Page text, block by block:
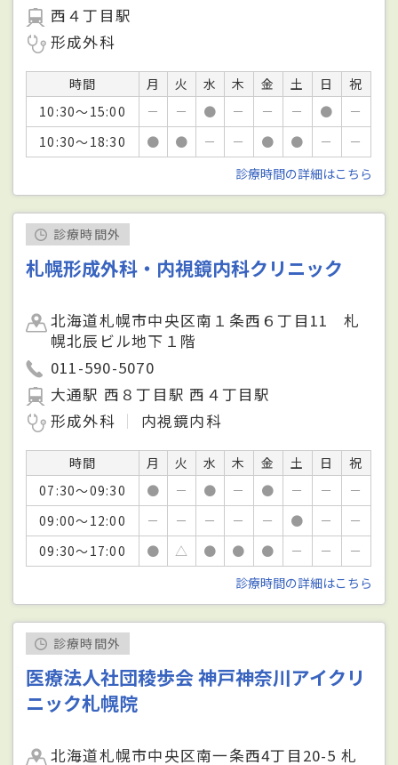
西４丁目駅
形成外科
時間 月 火 水 木 金 土 日
祝
10:30～15:00
－ － ● － － － ●
－
10:30～18:30
● ● － － ● ● －
－
診療時間の詳細はこちら
診療時間外
札幌形成外科・内視鏡内科クリニック
北海道札幌市中央区南１条西６丁目11 札
幌北辰ビル地下１階
011-590-5070
大通駅 西８丁目駅 西４丁目駅
形成外科
内視鏡内科
時間 月 火 水 木 金 土 日
祝
07:30～09:30
● － ● － ● － －
－
09:00～12:00
－ － － － － ● －
－
09:30～17:00
● △ ● ● ● － －
－
診療時間の詳細はこちら
診療時間外
医療法人社団稜歩会 神戸神奈川アイクリ
ニック札幌院
北海道札幌市中央区南一条西4丁目20-5 札